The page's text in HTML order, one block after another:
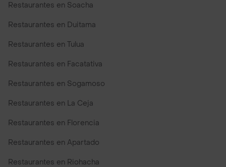
Restaurantes en Soacha
Restaurantes en Duitama
Restaurantes en Tulua
Restaurantes en Facatativa
Restaurantes en Sogamoso
Restaurantes en La Ceja
Restaurantes en Florencia
Restaurantes en Apartado
Restaurantes en Riohacha